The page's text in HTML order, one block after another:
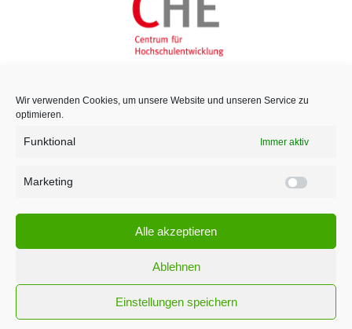
Wir verwenden Cookies, um unsere Website und unseren Service zu
optimieren.
Funktional Immer aktiv
Marketing
Alle akzeptieren
Ablehnen
Einstellungen speichern
¹ Für den Versand unserer Newsletter nutzen wir rapidmail. Mit Ihrer Anmeldung